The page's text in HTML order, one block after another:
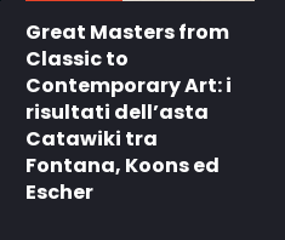
Great Masters from
Classic to
Contemporary Art: i
risultati dell’asta
Catawiki tra
Fontana, Koons ed
Escher